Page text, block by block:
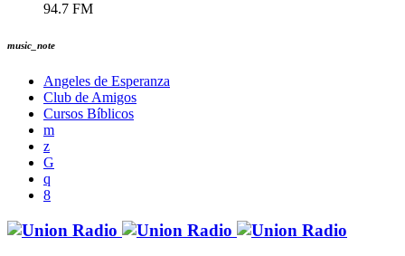
94.7 FM
music_note
Angeles de Esperanza
Club de Amigos
Cursos Bíblicos